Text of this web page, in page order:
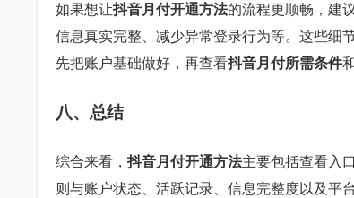
如果想让抖音月付开通方法的流程更顺畅，建
信息真实完整、减少异常登录行为等。这些细
先把账户基础做好，再查看抖音月付所需条件
八、总结
综合来看， 抖音月付开通方法主要包括查看入
则与账户状态、活跃记录、信息完整度以及平